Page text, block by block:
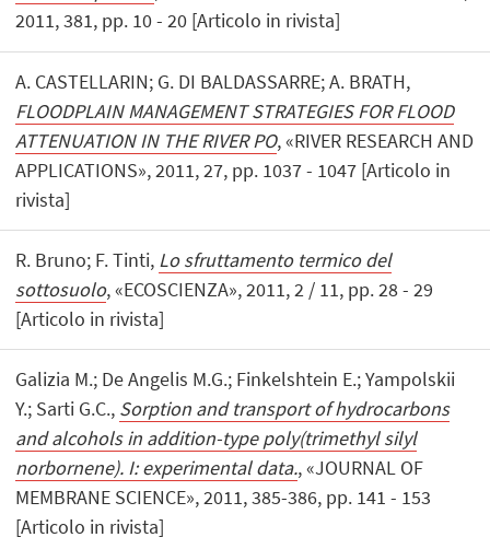
2011, 381, pp. 10 - 20 [Articolo in rivista]
A. CASTELLARIN; G. DI BALDASSARRE; A. BRATH,
FLOODPLAIN MANAGEMENT STRATEGIES FOR FLOOD
ATTENUATION IN THE RIVER PO, «RIVER RESEARCH AND
APPLICATIONS», 2011, 27, pp. 1037 - 1047 [Articolo in
rivista]
R. Bruno; F. Tinti, Lo sfruttamento termico del
sottosuolo, «ECOSCIENZA», 2011, 2 / 11, pp. 28 - 29
[Articolo in rivista]
Galizia M.; De Angelis M.G.; Finkelshtein E.; Yampolskii
Y.; Sarti G.C., Sorption and transport of hydrocarbons
and alcohols in addition-type poly(trimethyl silyl
norbornene). I: experimental data., «JOURNAL OF
MEMBRANE SCIENCE», 2011, 385-386, pp. 141 - 153
[Articolo in rivista]